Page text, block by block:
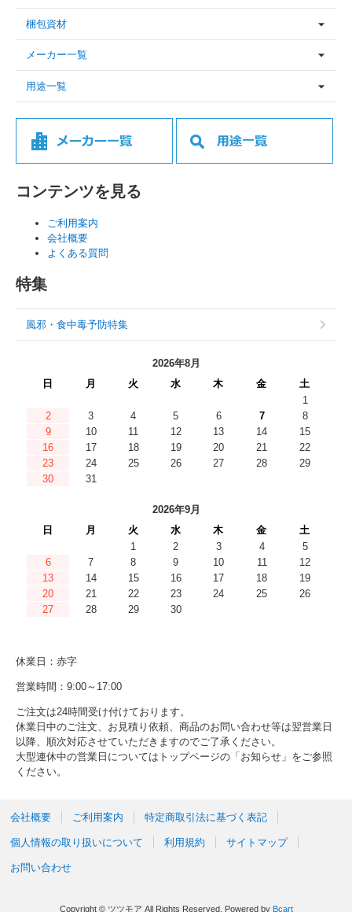
梱包資材
メーカー一覧
用途一覧
コンテンツを見る
ご利用案内
会社概要
よくある質問
特集
風邪・食中毒予防特集
2026年8月
日
月 火 水 木 金
土
1
2
3 4 5 6 7
8
9
10 11 12 13 14
15
16
17 18 19 20 21
22
23
24 25 26 27 28
29
30
31
2026年9月
日
月 火 水 木 金
土
1
2 3 4
5
6
7 8 9 10 11
12
13
14 15 16 17 18
19
20
21 22 23 24 25
26
27
28 29 30
休業日：赤字
営業時間：9:00～17:00
ご注文は24時間受け付けております。
休業日中のご注文、お見積り依頼、商品のお問い合わせ等は翌営業日
以降、順次対応させていただきますのでご了承ください。
大型連休中の営業日についてはトップページの「お知らせ」をご参照
ください。
会社概要 ご利用案内 特定商取引法に基づく表記
個人情報の取り扱いについて 利用規約 サイトマップ
お問い合わせ
Copyright © ツツモア All Rights Reserved. Powered by Bcart